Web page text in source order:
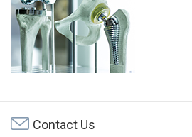
Contact Us